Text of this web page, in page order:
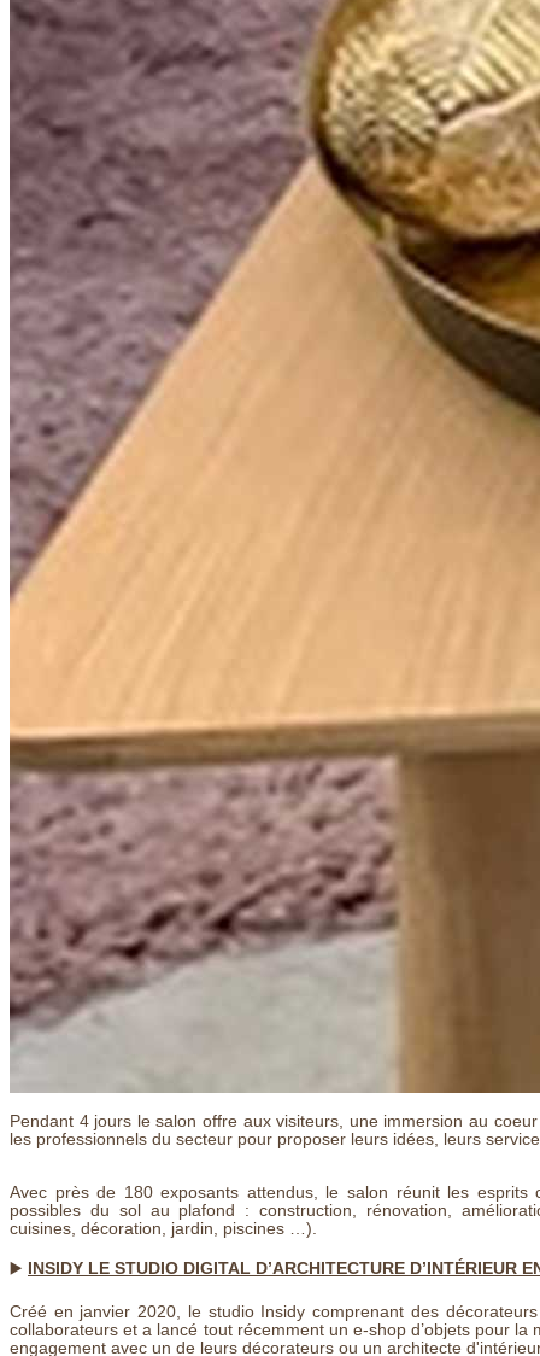
Pendant 4 jours le salon offre aux visiteurs, une immersion au
les professionnels du secteur pour proposer leurs idées, leurs
Avec près de 180 exposants attendus, le salon réunit les
possibles du sol au plafond : construction, rénovation,
cuisines, décoration, jardin, piscines …).
▶️ INSIDY LE STUDIO DIGITAL D’ARCHITECTURE D’INTÉRIEUR
Créé en janvier 2020, le studio Insidy comprenant des
collaborateurs et a lancé tout récemment un e-shop d’objets pour
engagement avec un de leurs décorateurs ou un architecte